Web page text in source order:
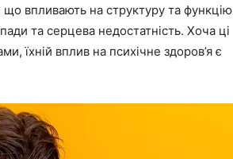
впливають на структуру та функцію
та серцева недостатність. Хоча ці
їхній вплив на психічне здоров’я є